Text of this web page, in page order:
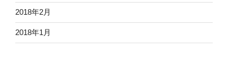
2018年2月
2018年1月